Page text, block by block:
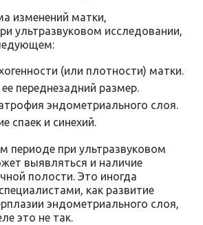
изменений матки,
ультразвуковом исследовании,
(или плотности) матки.
переднезадний размер.
эндометриального слоя.
спаек и синехий.
периоде при ультразвуковом
выявляться и наличие
полости. Это иногда
как развитие
эндометриального слоя,
это не так.